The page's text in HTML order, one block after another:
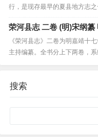
行，是现存最早的夏县地方志
革、行政建置、风俗物产、人
地方史料。该志体例严谨，内
记载颇具价值，为研究晋南地
《荣河县志》二卷为明嘉靖十
主持编纂。全书分上下两卷，
当地水利、田赋、科举等制度
搜索